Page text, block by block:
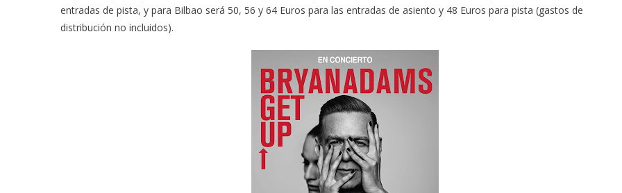
entradas de pista, y para Bilbao será 50, 56 y 64 Euros para las entradas de asiento y 48 Euros para pista (gastos de
distribución no incluidos).